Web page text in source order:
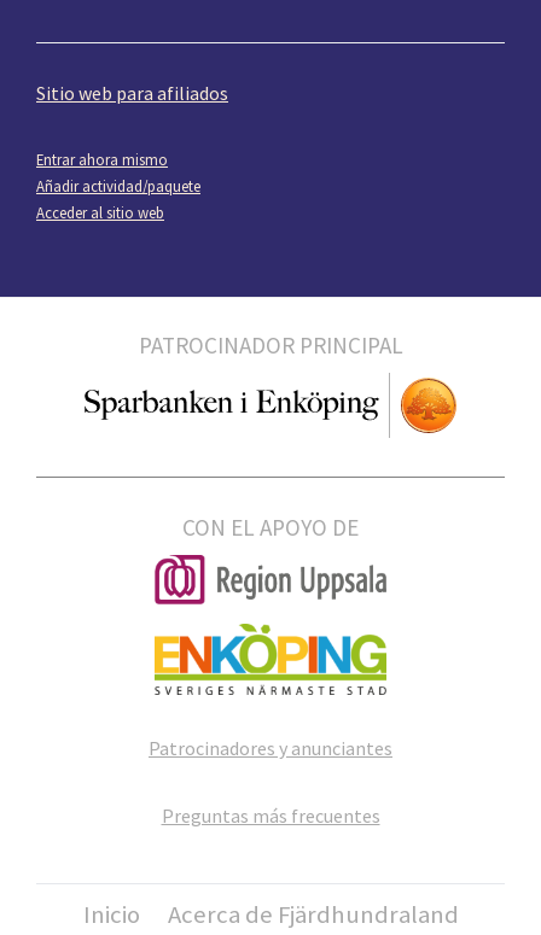
Sitio web para afiliados
Entrar ahora mismo
Añadir actividad/paquete
Acceder al sitio web
PATROCINADOR PRINCIPAL
CON EL APOYO DE
Patrocinadores y anunciantes
Preguntas más frecuentes
Inicio Acerca de Fjärdhundraland